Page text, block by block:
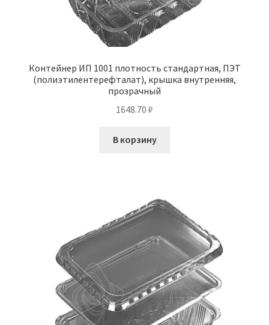
Контейнер ИП 1001 плотность стандартная, ПЭТ
(полиэтилентерефталат), крышка внутренняя,
прозрачный
1648.70 ₽
В корзину